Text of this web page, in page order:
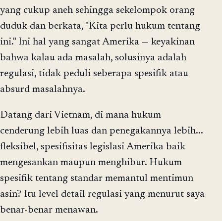
yang cukup aneh sehingga sekelompok orang
duduk dan berkata, "Kita perlu hukum tentang
ini." Ini hal yang sangat Amerika — keyakinan
bahwa kalau ada masalah, solusinya adalah
regulasi, tidak peduli seberapa spesifik atau
absurd masalahnya.
Datang dari Vietnam, di mana hukum
cenderung lebih luas dan penegakannya lebih...
fleksibel, spesifisitas legislasi Amerika baik
mengesankan maupun menghibur. Hukum
spesifik tentang standar memantul mentimun
asin? Itu level detail regulasi yang menurut saya
benar-benar menawan.